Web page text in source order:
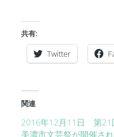
共有:
Twitter
関連
2016年12月11日 第21
美濃市文芸祭が開催さ